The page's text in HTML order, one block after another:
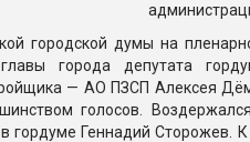
городской думы на
города депутата
— АО ПЗСП Алексея
голосов.
гордуме Геннадий Сторожев.